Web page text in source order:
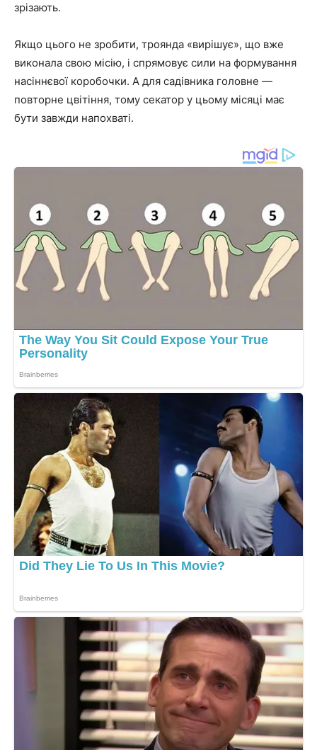
зрізають.
Якщо цього не зробити, троянда «вирішує», що вже
виконала свою місію, і спрямовує сили на формування
насіннєвої коробочки. А для садівника головне —
повторне цвітіння, тому секатор у цьому місяці має
бути завжди напохваті.